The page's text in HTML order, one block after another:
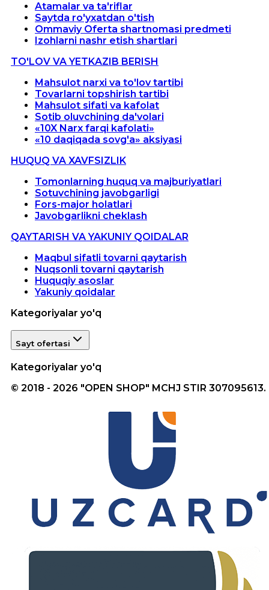
Atamalar va ta'riflar
Saytda ro'yxatdan o'tish
Ommaviy Oferta shartnomasi predmeti
Izohlarni nashr etish shartlari
TO'LOV VA YETKAZIB BERISH
Mahsulot narxi va to'lov tartibi
Tovarlarni topshirish tartibi
Mahsulot sifati va kafolat
Sotib oluvchining da'volari
«10X Narx farqi kafolati»
«10 daqiqada sovg'a» aksiyasi
HUQUQ VA XAVFSIZLIK
Tomonlarning huquq va majburiyatlari
Sotuvchining javobgarligi
Fors-major holatlari
Javobgarlikni cheklash
QAYTARISH VA YAKUNIY QOIDALAR
Maqbul sifatli tovarni qaytarish
Nuqsonli tovarni qaytarish
Huquqiy asoslar
Yakuniy qoidalar
Kategoriyalar yo'q
Sayt ofertasi
Kategoriyalar yo'q
© 2018 - 2026 "OPEN SHOP" MCHJ STIR 307095613.